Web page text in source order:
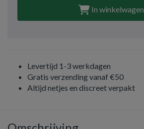
In winkelwagen
Levertijd 1-3 werkdagen
Gratis verzending vanaf €50
Altijd netjes en discreet verpakt